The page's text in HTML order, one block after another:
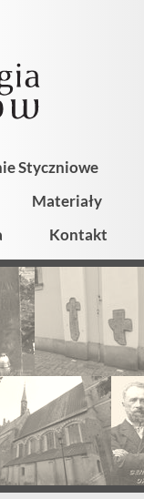
Styczniowe
Materiały
Kontakt